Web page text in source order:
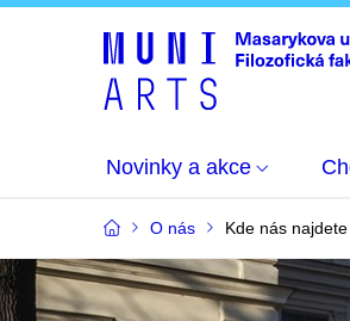
Novinky a akce
O nás Kde nás najdete